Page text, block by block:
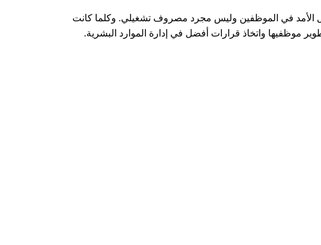
الأمد في الموظفين وليس مجرد مصروف تشغيلي. وكلما كانت
موظفيها واتخاذ قرارات أفضل في إدارة الموارد البشرية.